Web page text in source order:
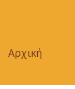
Αρχική